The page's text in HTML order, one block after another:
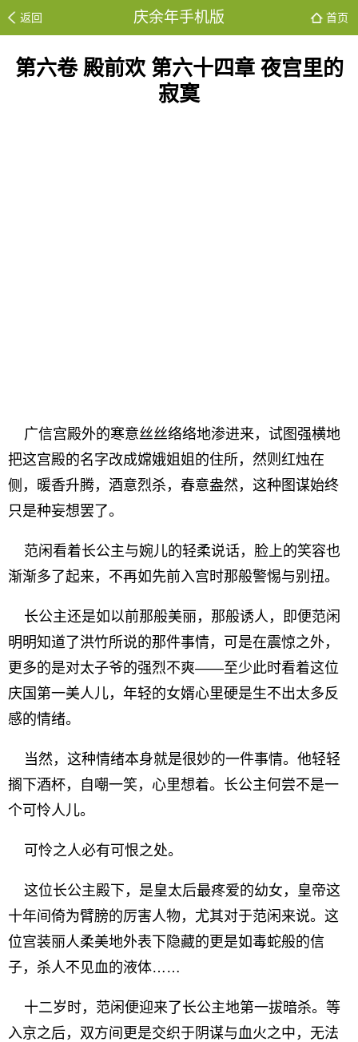
返回 庆余年手机版 首页
第六卷 殿前欢 第六十四章 夜宫里的
寂寞
广信宫殿外的寒意丝丝络络地渗进来，试图强横地
把这宫殿的名字改成嫦娥姐姐的住所，然则红烛在
侧，暖香升腾，酒意烈杀，春意盎然，这种图谋始终
只是种妄想罢了。
范闲看着长公主与婉儿的轻柔说话，脸上的笑容也
渐渐多了起来，不再如先前入宫时那般警惕与别扭。
长公主还是如以前那般美丽，那般诱人，即便范闲
明明知道了洪竹所说的那件事情，可是在震惊之外，
更多的是对太子爷的强烈不爽——至少此时看着这位
庆国第一美人儿，年轻的女婿心里硬是生不出太多反
感的情绪。
当然，这种情绪本身就是很妙的一件事情。他轻轻
搁下酒杯，自嘲一笑，心里想着。长公主何尝不是一
个可怜人儿。
可怜之人必有可恨之处。
这位长公主殿下，是皇太后最疼爱的幼女，皇帝这
十年间倚为臂膀的厉害人物，尤其对于范闲来说。这
位宫装丽人柔美地外表下隐藏的更是如毒蛇般的信
子，杀人不见血的液体……
十二岁时，范闲便迎来了长公主地第一拔暗杀。等
入京之后，双方间更是交织于阴谋与血火之中，无法